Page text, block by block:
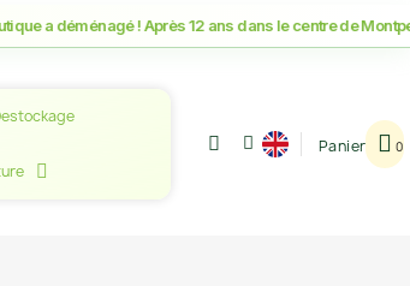
! Après 12 ans dans le centre de Montpellier,
Panier